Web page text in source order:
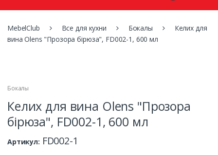
:
MebelClub Все для кухни Бокалы
Келих для
вина Olens "Прозора бірюза", FD002-1, 600 мл
Бокалы
Келих для вина Olens "Прозора
бірюза", FD002-1, 600 мл
Артикул: FD002-1